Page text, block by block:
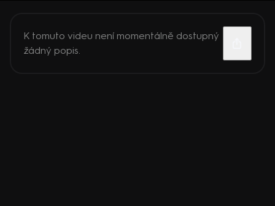
K tomuto videu není momentálně dostupný
žádný popis.